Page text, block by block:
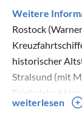
Weitere
Rostock
historischer
Stralsund (mit
Erlebnisbad
in etwa einer
Hiddensee,
weiterlesen